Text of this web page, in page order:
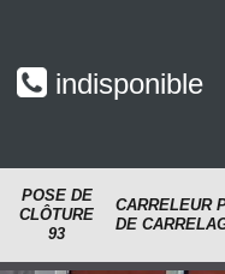
indisponible
POSE DE
CLÔTURE
93
CARRELEUR
DE